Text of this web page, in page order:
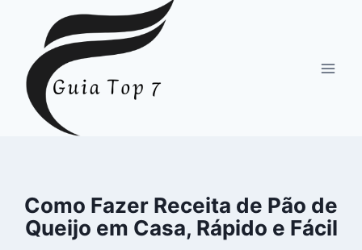
Conteúdo
Como Fazer Receita de Pão de
Queijo em Casa, Rápido e Fácil